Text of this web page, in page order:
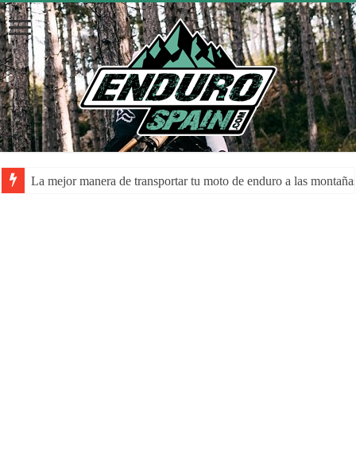
La mejor manera de transportar tu moto de enduro a las
La despolarización mental en el rendimiento de los atletas: una